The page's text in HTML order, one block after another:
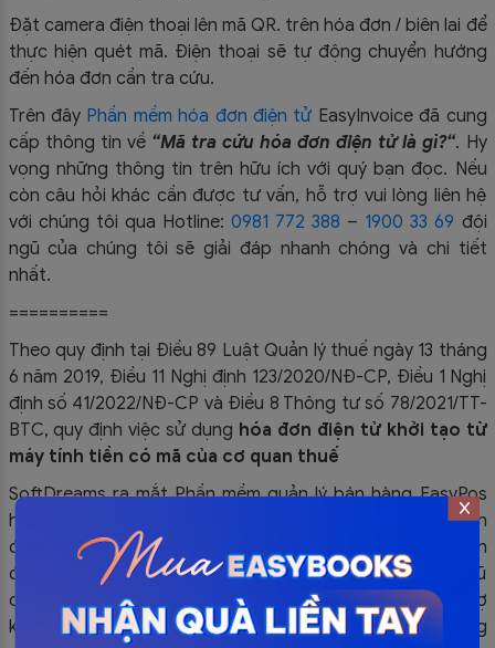
Đặt camera điện thoại lên mã QR. trên hóa đơn / biên lai để
thực hiện quét mã. Điện thoại sẽ tự động chuyển hướng
đến hóa đơn cần tra cứu.
Trên đây Phần mềm hóa đơn điện tử EasyInvoice đã cung
cấp thông tin về“Mã tra cứu hóa đơn điện tử là gì?“. Hy
vọng những thông tin trên hữu ích với quý bạn đọc. Nếu
còn câu hỏi khác cần được tư vấn, hỗ trợ vui lòng liên hệ
với chúng tôi qua Hotline: 0981 772 388 – 1900 33 69 đội
ngũ của chúng tôi sẽ giải đáp nhanh chóng và chi tiết
nhất.
==========
Theo quy định tại Điều 89 Luật Quản lý thuế ngày 13 tháng
6 năm 2019, Điều 11 Nghị định 123/2020/NĐ-CP, Điều 1 Nghị
định số 41/2022/NĐ-CP và Điều 8 Thông tư số 78/2021/TT-
BTC, quy định việc sử dụng hóa đơn điện tử khởi tạo từ
máy tính tiền có mã của cơ quan thuế
SoftDreams ra mắt Phần mềm quản lý bán hàng EasyPos
hỗ trợ Quý khách hàng trong nghiệp vụ sử dụng
hóa đơn
điện tử khởi tạo từ máy tính tiền. Nếu Quý khách hàng cần
được tư vấn và hỗ trợ thêm, hãy liên hệ ngay cho đội ngũ
chuyên nghiệp của
SoftDreams, chúng tôi cam kết hỗ trợ
khách hàng kịp thời 24/7 trong suốt quá trình sử dụng